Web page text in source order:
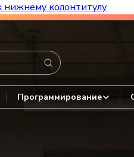
нижнему колонтитулу
Программирование